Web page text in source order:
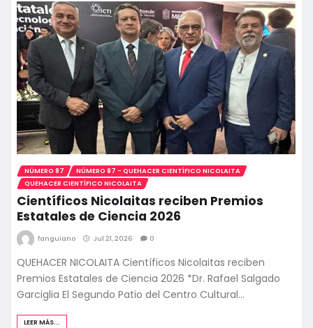
NÚMERO 87
NÚMERO 87 - QUEHACER CIENTÍFICO NICOLAITA
QUEHACER CIENTÍFICO NICOLAITA
Científicos Nicolaitas reciben Premios
Estatales de Ciencia 2026
fanguiano Jul 21, 2026 0
QUEHACER NICOLAITA Científicos Nicolaitas reciben
Premios Estatales de Ciencia 2026 *Dr. Rafael Salgado
Garciglia El Segundo Patio del Centro Cultural…
LEER MÁS...